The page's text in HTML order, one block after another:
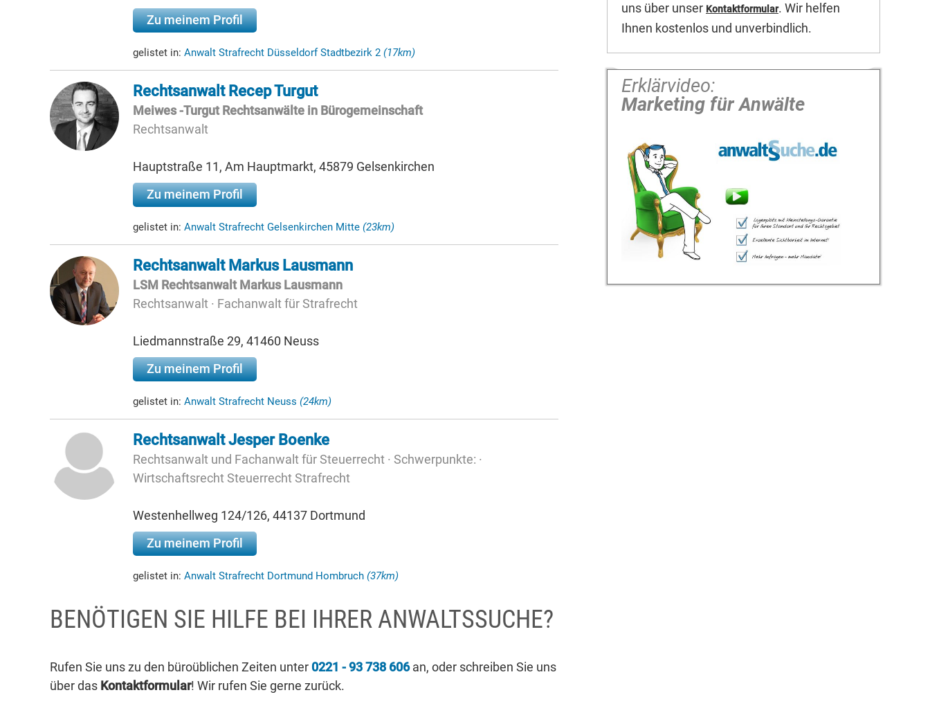
Zu meinem Profil
gelistet in: Anwalt Strafrecht Düsseldorf Stadtbezirk 2 (17km)
Rechtsanwalt Recep Turgut
Meiwes -Turgut Rechtsanwälte in Bürogemeinschaft
Rechtsanwalt
Hauptstraße 11, Am Hauptmarkt, 45879 Gelsenkirchen
Zu meinem Profil
gelistet in: Anwalt Strafrecht Gelsenkirchen Mitte (23km)
Rechtsanwalt Markus Lausmann
LSM Rechts­an­walt Mar­kus Laus­mann
Rechtsanwalt · Fachanwalt für Strafrecht
Liedmannstraße 29, 41460 Neuss
Zu meinem Profil
gelistet in: Anwalt Strafrecht Neuss (24km)
Rechtsanwalt Jesper Boenke
Rechtsanwalt und Fachanwalt für Steuerrecht · Schwerpunkte: ·
Wirtschaftsrecht Steuerrecht Strafrecht
Westenhellweg 124/126, 44137 Dortmund
Zu meinem Profil
gelistet in: Anwalt Strafrecht Dortmund Hombruch (37km)
BENÖTIGEN SIE HILFE BEI IHRER ANWALTSSUCHE?
Rufen Sie uns zu den büroüblichen Zeiten unter 0221 - 93 738 606an, oder schreiben Sie uns
über das Kontaktformular! Wir rufen Sie gerne zurück.
uns über unser Kontaktformular. Wir helfen
Ihnen kostenlos und unverbindlich.
Erklärvideo:
Marketing für Anwälte